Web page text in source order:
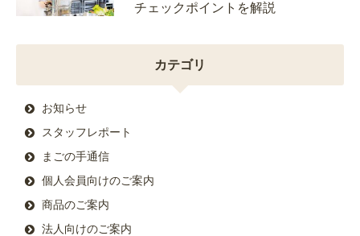
チェックポイントを解説
カテゴリ
お知らせ
スタッフレポート
まごの手通信
個人会員向けのご案内
商品のご案内
法人向けのご案内